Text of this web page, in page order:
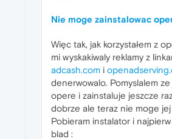
Nie moge zainstalowac
Więc tak, jak korzystałem z
mi wyskakiwaly reklamy z
adcash.com i
denerwowalo. Pomyslalem
opere i zainstaluje jeszcze
dobrze ale teraz nie moge jej
Pobieram instalator i
blad :